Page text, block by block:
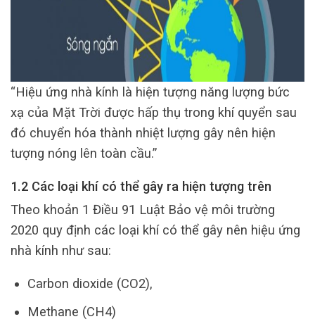
“Hiệu ứng nhà kính là hiện tượng năng lượng bức
xạ của Mặt Trời được hấp thụ trong khí quyển sau
đó chuyển hóa thành nhiệt lượng gây nên hiện
tượng nóng lên toàn cầu.”
1.2 Các loại khí có thể gây ra hiện tượng trên
Theo khoản 1 Điều 91 Luật Bảo vệ môi trường
2020 quy định các loại khí có thể gây nên hiệu ứng
nhà kính như sau:
Carbon dioxide (CO2),
Methane (CH4)